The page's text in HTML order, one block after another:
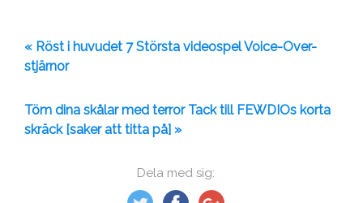
Dela med sig:
« Röst i huvudet 7 Största videospel Voice-Over-
stjärnor
Töm dina skålar med terror Tack till FEWDIOs korta
skräck [saker att titta på] »